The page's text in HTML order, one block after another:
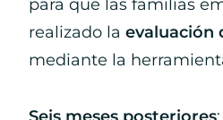
para que las familias
realizado la evaluación
mediante la